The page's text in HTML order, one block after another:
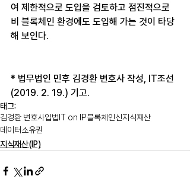
여 제한적으로 도입을 검토하고 점진적으로
비 블록체인 환경에도 도입해 가는 것이 타당
해 보인다.
* 법무법인 민후 김경환 변호사 작성, IT조선
(2019. 2. 19.) 기고.
태그:
김경환 변호사입법 IT on IP블록체인신지식재산
데이터소유권
지식재산(IP)